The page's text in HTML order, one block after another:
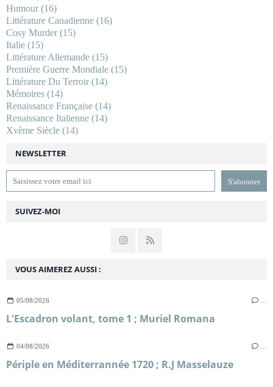
NEWSLETTER
SUIVEZ-MOI
VOUS AIMEREZ AUSSI :
05/08/2026
L'Escadron volant, tome 1 ; Muriel Romana
04/08/2026
Périple en Méditerrannée 1720 ; R.J Masselauze
Humour(16)
Littérature Canadienne (16)
Cosy Murder(15)
Italie (15)
Littérature Allemande (15)
Première Guerre Mondiale (15)
Littérature Du Terroir(14)
Mémoires (14)
Renaissance Française (14)
Renaissance Italienne (14)
Xvème Siècle (14)